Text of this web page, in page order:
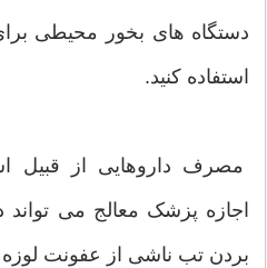
دستگاه های بخور محیطی
استفاده کنید.
مصرف داروهایی از قبیل
اجازه پزشک معالج می
بردن تب ناشی از عفونت لوزه